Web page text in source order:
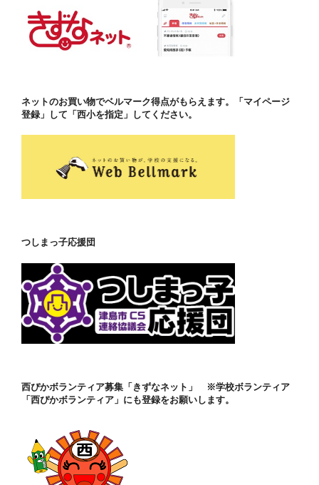
ネットのお買い物でベルマーク得点がもらえます。「マイページ
登録」して「西小を指定」してください。
つしまっ子応援団
西ぴかボランティア募集「きずなネット」 ※学校ボランティア
「西ぴかボランティア」にも登録をお願いします。